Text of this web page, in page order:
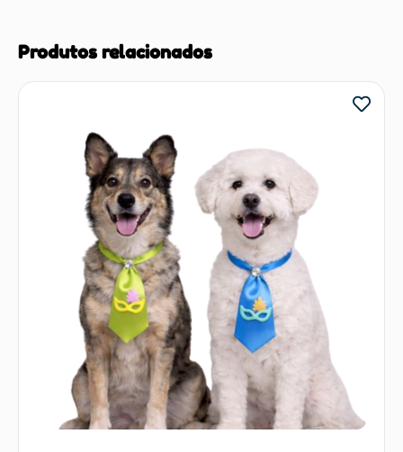
Produtos relacionados